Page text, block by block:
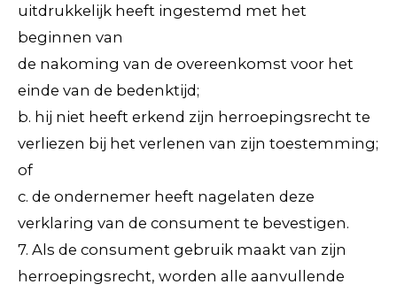
uitdrukkelijk heeft ingestemd met het
beginnen van
de nakoming van de overeenkomst voor het
einde van de bedenktijd;
b. hij niet heeft erkend zijn herroepingsrecht te
verliezen bij het verlenen van zijn toestemming;
of
c. de ondernemer heeft nagelaten deze
verklaring van de consument te bevestigen.
7. Als de consument gebruik maakt van zijn
herroepingsrecht, worden alle aanvullende